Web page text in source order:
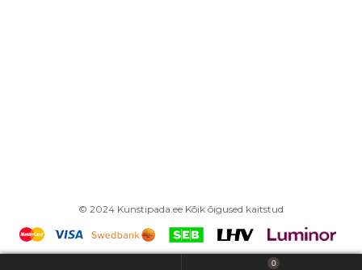
© 2024 Kunstipada.ee Kõik õigused kaitstud
0